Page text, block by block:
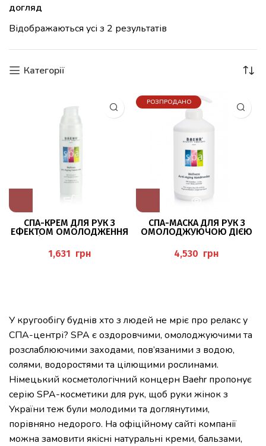
догляд
Відображаються усі з 2 результатів
Категорії
СПА-КРЕМ ДЛЯ РУК З
ЕФЕКТОМ ОМОЛОДЖЕННЯ
AGING HANDCREME), BAEHR
грн
РОЗПРОДАНО
СПА-МАСКА ДЛЯ РУК З
ОМОЛОДЖУЮЧОЮ ДІЄЮ
ANTI-AGING HANDMASKE),
BAEHRгрн
У кругообігу буднів хто з людей не мріє про релакс у
СПА-центрі? SPA є оздоровчими, омолоджуючими та
розслаблюючими заходами, пов’язаними з водою,
солями, водоростями та цілющими рослинами.
Німецький косметологічний концерн Вaehr пропонує
серію SPA-косметики для рук, щоб руки жінок з
України теж були молодими та доглянутими,
порівняно недорого. На офіційному сайті компанії
можна замовити якісні натуральні креми, бальзами,